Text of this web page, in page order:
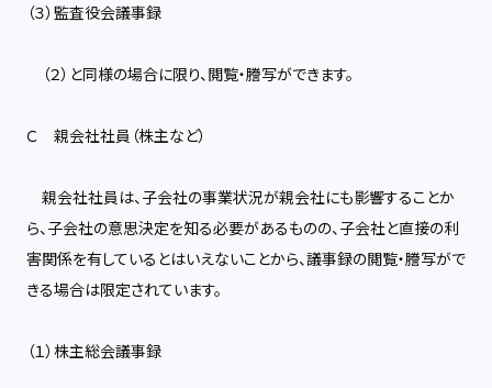
（３）監査役会議事録
（２）と同様の場合に限り、閲覧・謄写ができます。
Ｃ 親会社社員（株主など）
親会社社員は、子会社の事業状況が親会社にも影響することか
ら、子会社の意思決定を知る必要があるものの、子会社と直接の利
害関係を有しているとはいえないことから、議事録の閲覧・謄写がで
きる場合は限定されています。
（１）株主総会議事録